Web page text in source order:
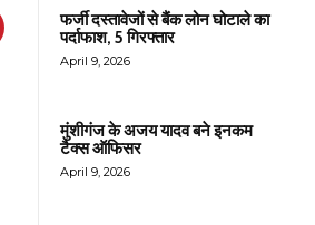
फर्जी दस्तावेजों से बैंक लोन घोटाले का
पर्दाफाश, 5 गिरफ्तार
April 9, 2026
मुंशीगंज के अजय यादव बने इनकम
टैक्स ऑफिसर
April 9, 2026